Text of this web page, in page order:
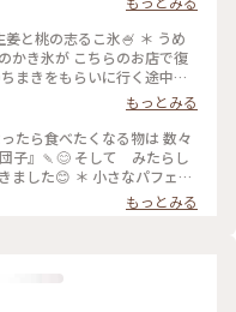
には、こし餡！ だから、し
でだろうと思ったけど、な
りなので、あっという間に
氷🍧、魅力的ですよね✨✨
姜と桃の志るこ氷🍧 ＊ うめ
かき氷が こちらのお店で復
まきをもらいに行く途中に
えながら前を通ったら桃氷
せんでした😆 ＊ ぴりりとく
セントになって🫚 合間合間
ただきます🍑 ちょっと見え
と そしてこし餡が入ってい
いただきました😊 ＊ 人気か
たようで 注文したあとにす
風鈴展が🎐 陶器のブルーの
もっとみる
たら食べたくなる物は 数々
子』🍡😊 そして みたらし
ました😊 ＊ 小さなパフェと
なパフェのセットが復活し
餅と小さな抹茶アイスとク
やっぱり 美味しかったで
もっとみる